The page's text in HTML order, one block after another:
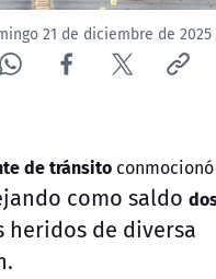
21 de diciembre de 2025
de tránsito
como saldo
heridos de diversa